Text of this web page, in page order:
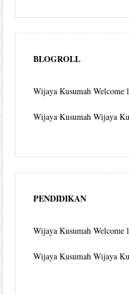
BLOGROLL
Wijaya Kusumah Welcome
Wijaya Kusumah Wijaya
PENDIDIKAN
Wijaya Kusumah Welcome
Wijaya Kusumah Wijaya